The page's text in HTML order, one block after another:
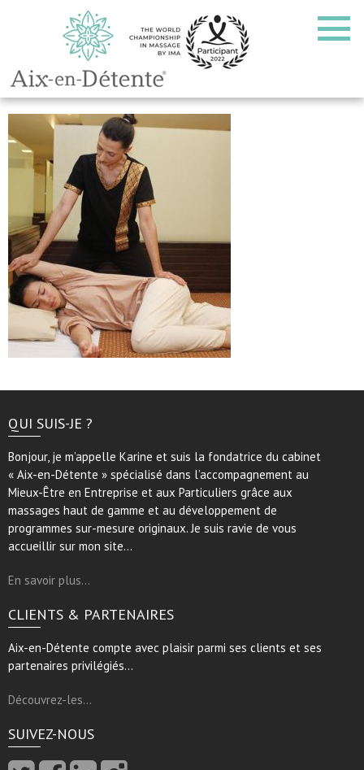
QUI SUIS-JE ?
Bonjour, je m’appelle Karine et suis la fondatrice du cabinet
« Aix-en-Détente » spécialisé dans l’accompagnement au
Mieux-Être en Entreprise et aux Particuliers grâce aux
massages haut de gamme et au développement de
programmes sur-mesure originaux. Je suis ravie de vous
accueillir sur mon site…
En savoir plus…
CLIENTS & PARTENAIRES
Aix-en-Détente compte avec plaisir parmi ses clients et ses
partenaires privilégiés…
Découvrez-les…
SUIVEZ-NOUS